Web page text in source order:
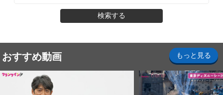
検索する
おすすめ動画 もっと見る